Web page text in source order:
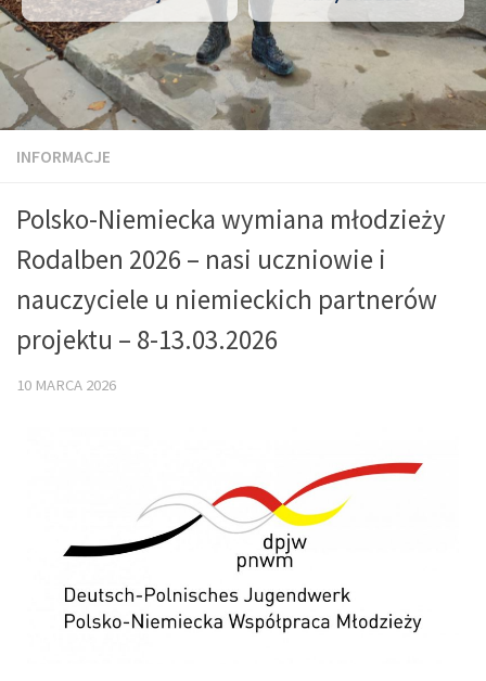
INFORMACJE
Polsko-Niemiecka wymiana młodzieży
Rodalben 2026 – nasi uczniowie i
nauczyciele u niemieckich partnerów
projektu – 8-13.03.2026
10 MARCA 2026